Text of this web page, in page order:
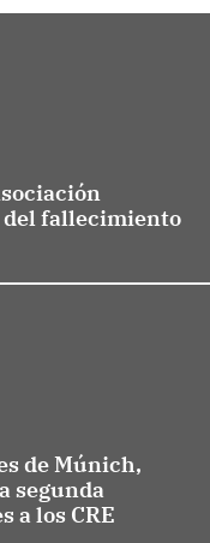
del fallecimiento
de Múnich,
segunda
a los CRE